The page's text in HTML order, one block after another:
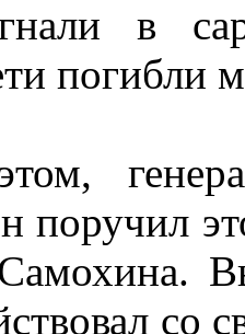
в
погибли
поручил
Самохина.
со